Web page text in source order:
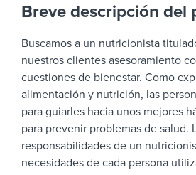
Breve descripción del
Buscamos a un nutricionista
nuestros clientes asesoramiento
cuestiones de bienestar. Como
alimentación y nutrición, las
para guiarles hacia unos mejores
para prevenir problemas de salud.
responsabilidades de un
necesidades de cada persona